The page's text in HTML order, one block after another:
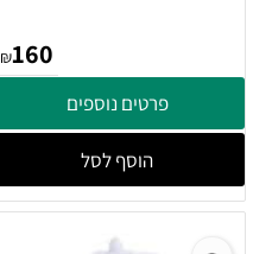
₪160
פרטים נוספים
הוסף לסל